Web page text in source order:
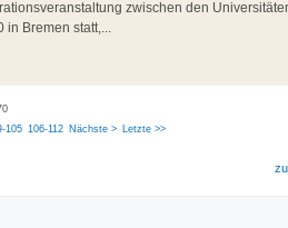
zwischen den
in Bremen statt,...
105 106-112 Nächste > Letzte >>